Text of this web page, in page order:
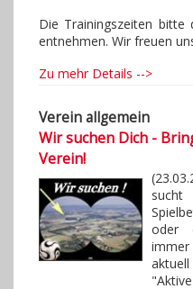
Die Trainingszeiten bitte
entnehmen. Wir freuen
Zu mehr Details -->
Verein allgemein
Wir suchen Dich -
Verein!
oder